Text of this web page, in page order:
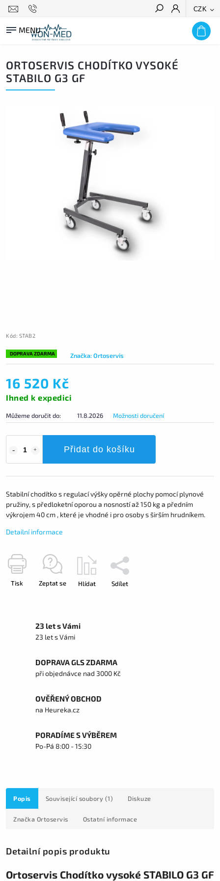
CZK
HLEDAT
ORTOSERVIS CHODÍTKO VYSOKÉ
STABILO G3 GF
Kód: STAB2
DOPRAVA ZDARMA Značka:Ortoservis
16 520 Kč
Ihned k expedici
Můžeme doručit do: 11.8.2026 Možnosti doručení
Přidat do košíku
Stabilní chodítko s regulací výšky opěrné plochy pomocí plynové
pružiny, s předloketní oporou a nosností až 150 kg a předním
výkrojem 40 cm , které je vhodné i pro osoby s širším hrudníkem.
Detailní informace
Tisk Zeptat se Hlídat Sdílet
23 let s Vámi
23 let s Vámi
DOPRAVA GLS ZDARMA
při objednávce nad 3000 Kč
OVĚŘENÝ OBCHOD
na Heureka.cz
PORADÍME S VÝBĚREM
Po-Pá 8:00 - 15:30
Popis Související soubory (1) Diskuze
Značka Ortoservis Ostatní informace
Detailní popis produktu
Ortoservis Chodítko vysoké STABILO G3 GF